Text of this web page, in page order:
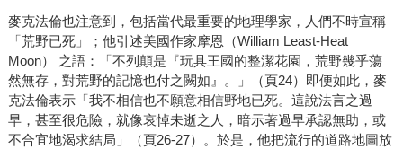
麥克法倫也注意到，包括當代最重要的地理學家，人們不時宣稱
「荒野已死」；他引述美國作家摩恩（William Least-Heat
Moon） 之語：「不列顛是『玩具王國的整潔花園，荒野幾乎蕩
然無存，對荒野的記憶也付之闕如』。」（頁24）即便如此，麥
克法倫表示「我不相信也不願意相信野地已死。這說法言之過
早，甚至很危險，就像哀悼未逝之人，暗示著過早承認無助，或
不合宜地渴求結局」（頁26-27）。於是，他把流行的道路地圖放